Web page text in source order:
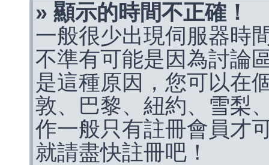
» 顯示的時間不正確！
一般很少出現伺服器時
不準有可能是因為討論
是這種原因，您可以在
敦、巴黎、紐約、雪梨
作一般只有註冊會員才
就請盡快註冊吧！